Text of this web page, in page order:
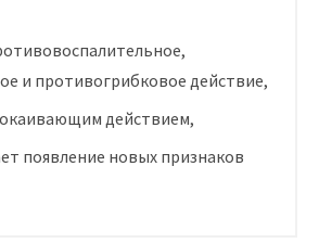
и противогрибковое действие,
действием,
появление новых признаков